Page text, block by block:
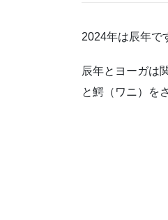
2024年は辰年で
辰年とヨーガは
と鰐（ワニ）を